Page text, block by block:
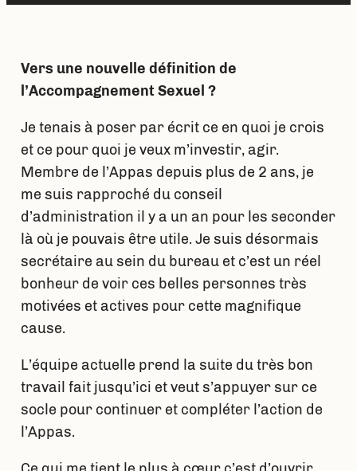
Vers une nouvelle définition de
l’Accompagnement Sexuel ?
Je tenais à poser par écrit ce en quoi je crois
et ce pour quoi je veux m’investir, agir.
Membre de l’Appas depuis plus de 2 ans, je
me suis rapproché du conseil
d’administration il y a un an pour les seconder
là où je pouvais être utile. Je suis désormais
secrétaire au sein du bureau et c’est un réel
bonheur de voir ces belles personnes très
motivées et actives pour cette magnifique
cause.
L’équipe actuelle prend la suite du très bon
travail fait jusqu’ici et veut s’appuyer sur ce
socle pour continuer et compléter l’action de
l’Appas.